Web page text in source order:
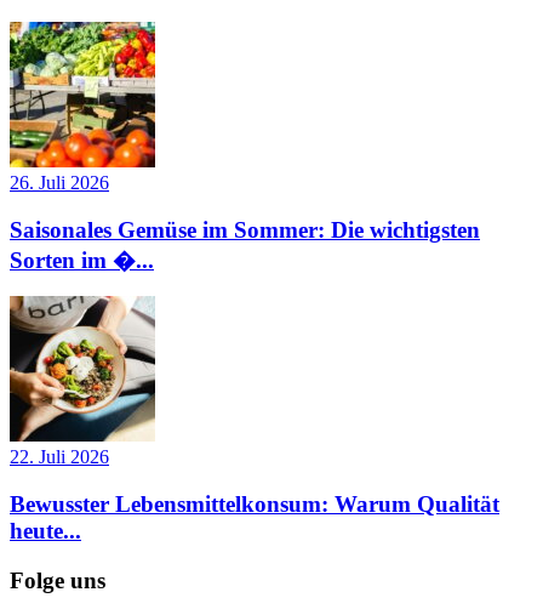
26. Juli 2026
Saisonales Gemüse im Sommer: Die wichtigsten
Sorten im �...
22. Juli 2026
Bewusster Lebensmittelkonsum: Warum Qualität
heute...
Folge uns